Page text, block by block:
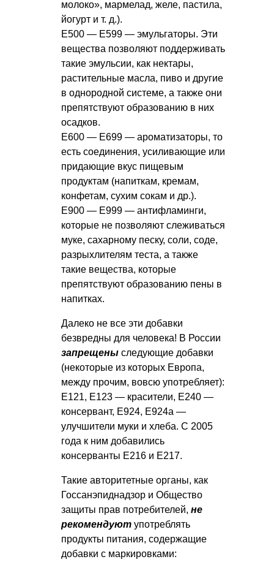
молоко», мармелад, желе, пастила,
йогурт и т. д.).
Е500 — Е599 — эмульгаторы. Эти
вещества позволяют поддерживать
такие эмульсии, как нектары,
растительные масла, пиво и другие
в однородной системе, а также они
препятствуют образованию в них
осадков.
Е600 — Е699 — ароматизаторы, то
есть соединения, усиливающие или
придающие вкус пищевым
продуктам (напиткам, кремам,
конфетам, сухим сокам и др.).
Е900 — Е999 — антифламинги,
которые не позволяют слеживаться
муке, сахарному песку, соли, соде,
разрыхлителям теста, а также
такие вещества, которые
препятствуют образованию пены в
напитках.
Далеко не все эти добавки
безвредны для человека! В России
запрещены следующие добавки
(некоторые из которых Европа,
между прочим, вовсю употребляет):
Е121, Е123 — красители, Е240 —
консервант, Е924, Е924а —
улучшители муки и хлеба. С 2005
года к ним добавились
консерванты Е216 и Е217.
Такие авторитетные органы, как
Госсанэпиднадзор и Общество
защиты прав потребителей, не
рекомендуют употреблять
продукты питания, содержащие
добавки с маркировками: